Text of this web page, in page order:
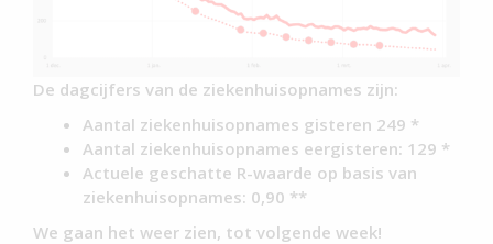
De dagcijfers van de ziekenhuisopnames zijn:
Aantal ziekenhuisopnames gisteren 249 *
Aantal ziekenhuisopnames eergisteren: 129 *
Actuele geschatte R-waarde op basis van
ziekenhuisopnames: 0,90 **
We gaan het weer zien, tot volgende week!